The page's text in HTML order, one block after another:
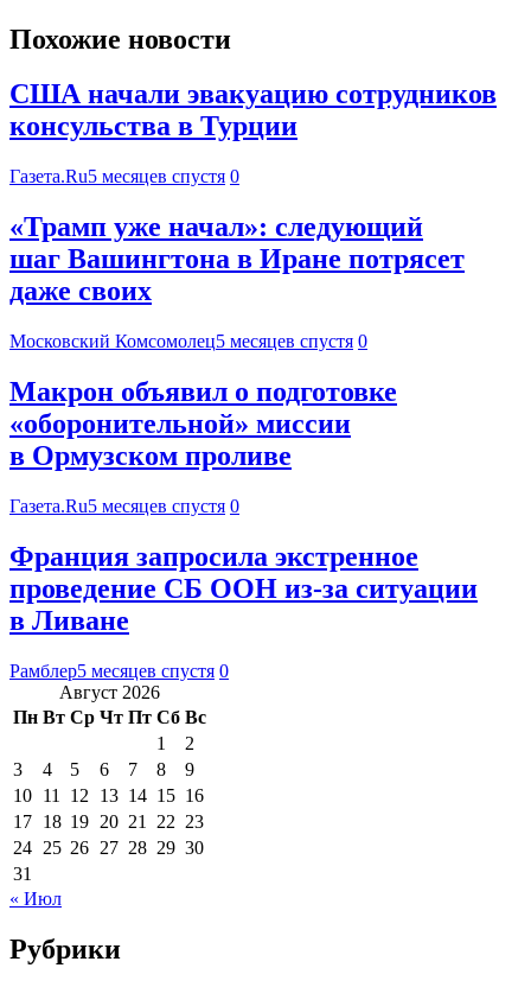
Похожие новости
США начали эвакуацию сотрудников
консульства в Турции
Газета.Ru5 месяцев спустя 0
«Трамп уже начал»: следующий
шаг Вашингтона в Иране потрясет
даже своих
Московский Комсомолец5 месяцев спустя 0
Макрон объявил о подготовке
«оборонительной» миссии
в Ормузском проливе
Газета.Ru5 месяцев спустя 0
Франция запросила экстренное
проведение СБ ООН из-за ситуации
в Ливане
Рамблер5 месяцев спустя 0
Август 2026
Пн Вт Ср Чт Пт Сб Вс
1
2
3
4 5 6 7 8
9
10 11 12 13 14 15 16
17 18 19 20 21 22 23
24 25 26 27 28 29 30
31
« Июл
Рубрики